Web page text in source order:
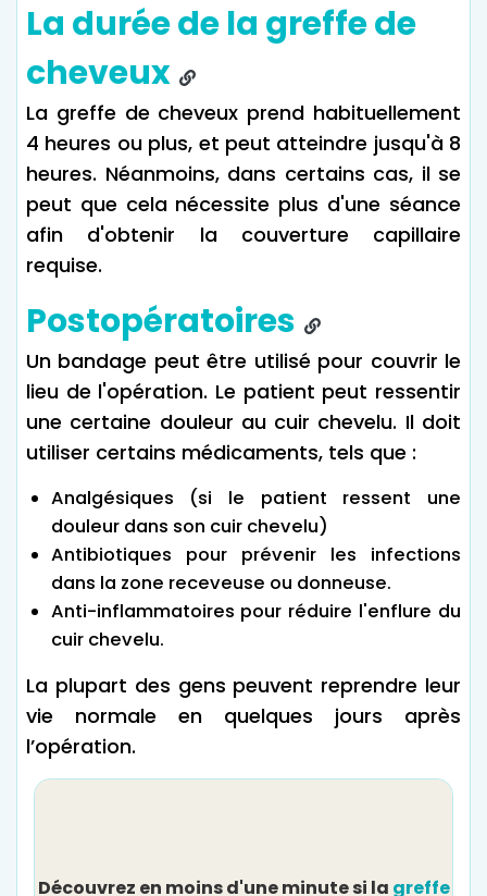
La durée de la greffe de
cheveux
La greffe de cheveux prend habituellement
4 heures ou plus, et peut atteindre jusqu'à 8
heures. Néanmoins, dans certains cas, il se
peut que cela nécessite plus d'une séance
afin d'obtenir la couverture capillaire
requise.
Postopératoires
Un bandage peut être utilisé pour couvrir le
lieu de l'opération. Le patient peut ressentir
une certaine douleur au cuir chevelu. Il doit
utiliser certains médicaments, tels que :
Analgésiques (si le patient ressent une
douleur dans son cuir chevelu)
Antibiotiques pour prévenir les infections
dans la zone receveuse ou donneuse.
Anti-inflammatoires pour réduire l'enflure du
cuir chevelu.
La plupart des gens peuvent reprendre leur
vie normale en quelques jours après
l’opération.
Découvrez en moins d'une minute si la greffe